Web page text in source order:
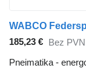
185,23 € Bez PVN
Pneimatika -